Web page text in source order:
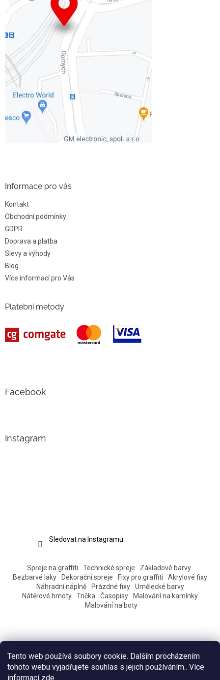
Tento web používá soubory cookie. Dalším procházením
tohoto webu vyjadřujete souhlas s jejich používáním.. Více
informací zde.
Informace pro vás
Kontakt
Obchodní podmínky
GDPR
Doprava a platba
Slevy a výhody
Blog
Více informací pro Vás
Platební metody
Facebook
Instagram
Sledovat na Instagramu
Spreje na graffiti Technické spreje
Základové barvy
Bezbarvé laky
Dekorační spreje Fixy pro graffiti
Akrylové fixy
Náhradní náplně
Prázdné fixy
Umělecké barvy
Nátěrové hmoty
Trička Časopisy
Malování na kamínky
Malování na boty